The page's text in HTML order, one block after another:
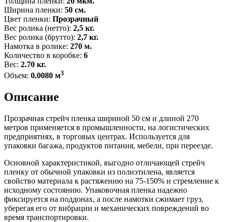
Ширина пленки: 50 см.
Цвет пленки: Прозрачный
Вес ролика (нетто): 2,5 кг.
Вес ролика (брутто): 2,7 кг.
Намотка в ролике: 270 м.
Количество в коробке: 6
Вес: 2.70 кг.
Объем: 0.0080 м3
Описание
Прозрачная стрейч пленка шириной 50 см и длиной 270
метров применяется в промышленности, на логистических
предприятиях, в торговых центрах. Используется для
упаковки багажа, продуктов питания, мебели, при переезде.
Основной характеристикой, выгодно отличающей стрейч
пленку от обычной упаковки из полиэтилена, является
свойство материала к растяжению на 75-150% и стремление к
исходному состоянию. Упаковочная пленка надежно
фиксируется на поддонах, а после намотки сжимает груз,
уберегая его от вибрации и механических повреждений во
время транспортировки.